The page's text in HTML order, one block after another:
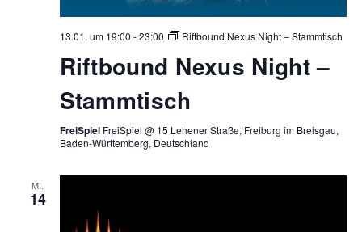
13.01. um 19:00 -23:00 Riftbound Nexus Night – Stammtisch
Riftbound Nexus Night –
Stammtisch
FreiSpiel FreiSpiel @ 15 Lehener Straße, Freiburg im Breisgau,
Baden-Württemberg, Deutschland
MI.
14